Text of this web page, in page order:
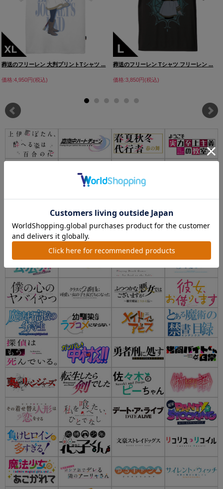
葬送のフリーレン 大判プリントTシャツ ...
価格:4,950円(税込)
葬送のフリーレン Tシャツ フリーレン ...
価格:3,850円(税込)